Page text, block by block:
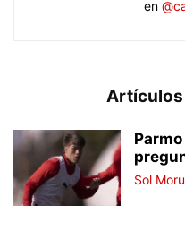
en
Artículos
Sol